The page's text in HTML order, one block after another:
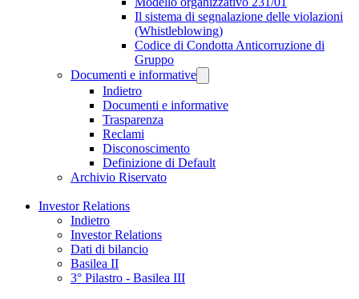
Il sistema di segnalazione delle violazioni
(Whistleblowing)
Codice di Condotta Anticorruzione di
Gruppo
Documenti e informative
Indietro
Documenti e informative
Trasparenza
Reclami
Disconoscimento
Definizione di Default
Archivio Riservato
Investor Relations
Indietro
Investor Relations
Dati di bilancio
Basilea II
3° Pilastro - Basilea III